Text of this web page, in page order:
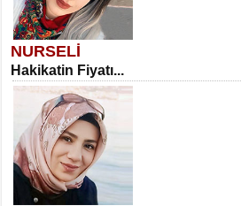
NURSELİ
Hakikatin Fiyatı...